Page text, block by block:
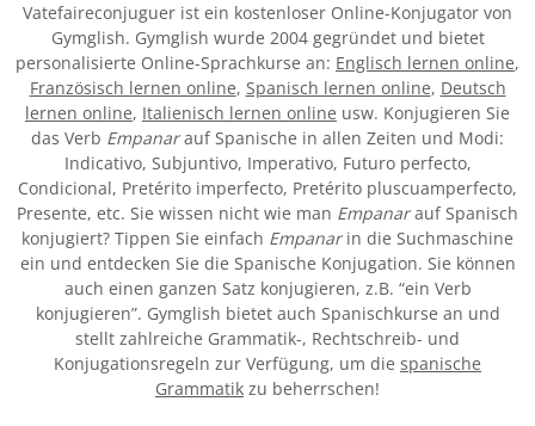
Vatefaireconjuguer ist ein kostenloser Online-Konjugator von
Gymglish. Gymglish wurde 2004 gegründet und bietet
personalisierte Online-Sprachkurse an: Englisch lernen online,
Französisch lernen online, Spanisch lernen online, Deutsch
lernen online, Italienisch lernen online usw. Konjugieren Sie
das Verb Empanarauf Spanische in allen Zeiten und Modi:
Indicativo, Subjuntivo, Imperativo, Futuro perfecto,
Condicional, Pretérito imperfecto, Pretérito pluscuamperfecto,
Presente, etc. Sie wissen nicht wie man Empanarauf Spanisch
konjugiert? Tippen Sie einfach Empanarin die Suchmaschine
ein und entdecken Sie die Spanische Konjugation. Sie können
auch einen ganzen Satz konjugieren, z.B. “ein Verb
konjugieren”. Gymglish bietet auch Spanischkurse an und
stellt zahlreiche Grammatik-, Rechtschreib- und
Konjugationsregeln zur Verfügung, um die spanische
Grammatik zu beherrschen!